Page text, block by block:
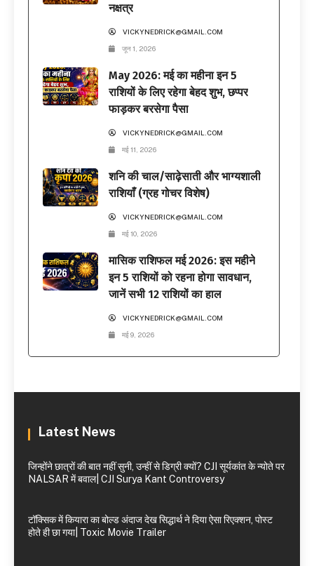
नक्षत्र
VICKYNEDRICK@GMAIL.COM
जून 1, 2026
May 2026: मई का महीना इन 5
राशियों के लिए रहेगा बेहद शुभ, छप्पर
फाड़कर बरसेगा पैसा
VICKYNEDRICK@GMAIL.COM
मई 11, 2026
शनि की चाल/साढ़ेसाती और भाग्यशाली
राशियाँ (ग्रह गोचर विशेष)
VICKYNEDRICK@GMAIL.COM
मई 10, 2026
मासिक राशिफल मई 2026: इस महीने
इन 5 राशियों को रहना होगा सावधान,
जानें सभी 12 राशियों का हाल
VICKYNEDRICK@GMAIL.COM
मई 9, 2026
Latest News
जिन्होंने छात्रों की बात नहीं सुनी, उन्हीं से डिग्री क्यों? CJI सूर्यकांत के न्योते पर
NALSAR में बवाल| CJI Surya Kant Controversy
टॉक्सिक में कियारा का बोल्ड अंदाज देख सिद्धार्थ ने दिया ऐसा रिएक्शन, पोस्ट
होते ही छा गया| Toxic Movie Trailer